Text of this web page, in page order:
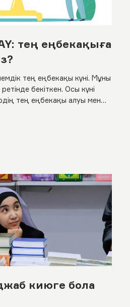
тең еңбекақыға
тең еңбекақы күні. Мұны
бекіткен. Осы күні
тең еңбекақы алуы мен
Біз де бұл күнге орай
жағдайына
киюге бола